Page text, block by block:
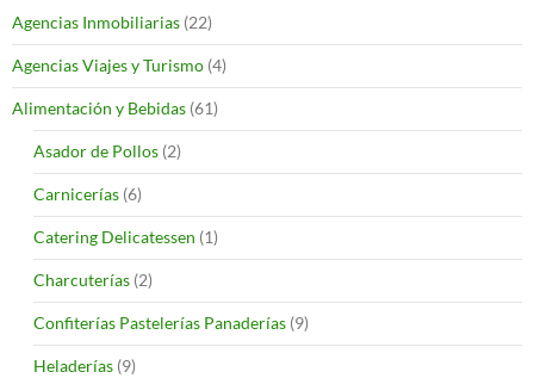
Agencias Inmobiliarias (22)
Agencias Viajes y Turismo (4)
Alimentación y Bebidas (61)
Asador de Pollos (2)
Carnicerías (6)
Catering Delicatessen (1)
Charcuterías (2)
Confiterías Pastelerías Panaderías (9)
Heladerías (9)